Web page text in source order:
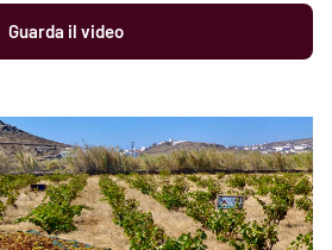
Guarda il video